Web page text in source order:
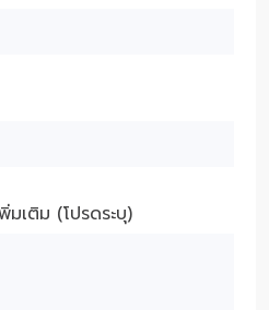
เติม (โปรดระบุ)